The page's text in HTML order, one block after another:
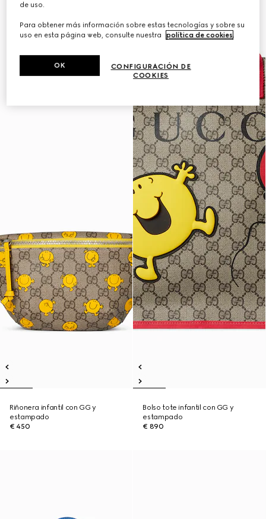
Riñonera infantil con GG y
estampado
€ 450
Bolso tote infantil con GG y
estampado
€ 890
de uso.
Para obtener más información sobre estas tecnologías y sobre su
uso en esta página web, consulte nuestra
política de cookies.
CONFIGURACIÓN DE
COOKIES
OK